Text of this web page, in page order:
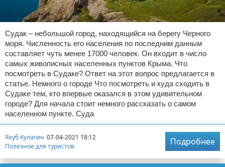
Судак – небольшой город, находящийся на берегу Черного
моря. Численность его населения по последним данным
составляет чуть менее 17000 человек. Он входит в число
самых живописных населенных пунктов Крыма. Что
посмотреть в Судаке? Ответ на этот вопрос предлагается в
статье. Немного о городе Что посмотреть и куда сходить в
Судаке тем, кто впервые оказался в этом удивительном
городе? Для начала стоит немного рассказать о самом
населенном пункте. Суда
Якуб Кулагин 07-04-2021 18:12
Полезное для туристов
Подробнее